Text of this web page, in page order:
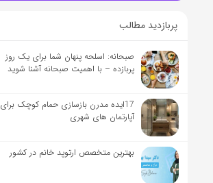
پربازدید مطالب
صبحانه: اسلحه پنهان شما برای یک روز
پربازده – با اهمیت صبحانه آشنا شوید
17ایده مدرن بازسازی حمام کوچک برای
آپارتمان های شهری
بهترین متخصص ارتوپد خانم در کشور